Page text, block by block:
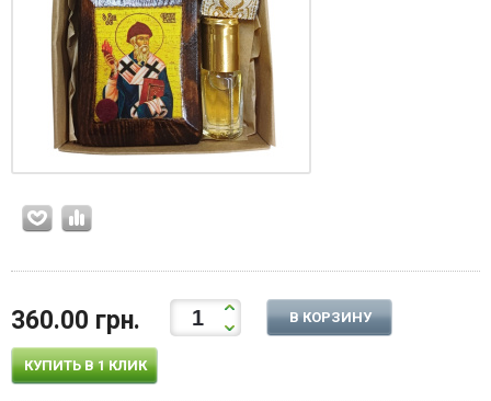
360.00 грн. В КОРЗИНУ
КУПИТЬ В 1 КЛИК